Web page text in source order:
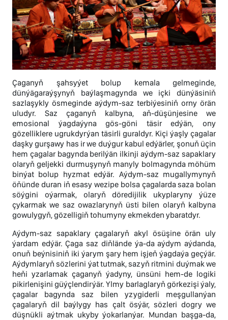
Çaganyň şahsyýet bolup kemala gelmeginde,
dünýägaraýşynyň baýlaşmagynda we içki dünýäsiniň
sazlaşykly ösmeginde aýdym-saz terbiýesiniň orny örän
uludyr. Saz çaganyň kalbyna, aň-düşünjesine we
emosional ýagdaýyna gös-göni täsir edýän, ony
gözelliklere ugrukdyrýan täsirli guraldyr. Kiçi ýaşly çagalar
daşky gurşawy has ir we duýgur kabul edýärler, şonuň üçin
hem çagalar bagynda berilýän ilkinji aýdym-saz sapaklary
olaryň geljekki durmuşynyň manyly bolmagynda möhüm
binýat bolup hyzmat edýär. Aýdym-saz mugallymynyň
öňünde duran iň esasy wezipe bolsa çagalarda saza bolan
söýgini oýarmak, olaryň döredijilik ukyplaryny ýüze
çykarmak we saz owazlarynyň üsti bilen olaryň kalbyna
gowulygyň, gözelligiň tohumyny ekmekden ybaratdyr.
Aýdym-saz sapaklary çagalaryň akyl ösüşine örän uly
ýardam edýär. Çaga saz diňlände ýa-da aýdym aýdanda,
onuň beýnisiniň iki ýarym şary hem işjeň ýagdaýa geçýär.
Aýdymlaryň sözlerini ýat tutmak, sazyň ritmini duýmak we
heňi yzarlamak çaganyň ýadyny, ünsüni hem-de logiki
pikirlenişini güýçlendirýär. Ylmy barlaglaryň görkezişi ýaly,
çagalar bagynda saz bilen yzygiderli meşgullanýan
çagalaryň dil baýlygy has çalt ösýär, sözleri dogry we
düşnükli aýtmak ukyby ýokarlanýar. Mundan başga-da,